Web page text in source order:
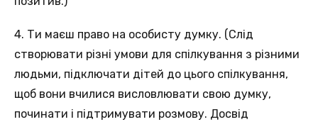
4. Ти маєш право на особисту думку. (Слід
створювати різні умови для спілкування з різними
людьми, підключати дітей до цього спілкування,
щоб вони вчилися висловлювати свою думку,
починати і підтримувати розмову. Досвід